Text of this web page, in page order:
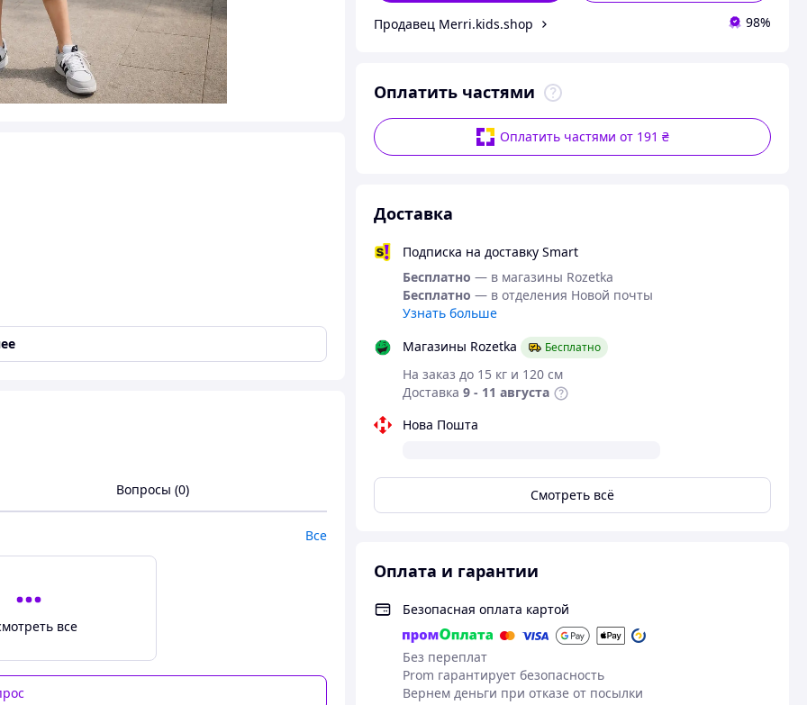
Продавец Merri.kids.shop 98%
Оплатить частями
Оплатить частями от 191 ₴
Доставка
Подписка на доставку Smart
Бесплатно — в магазины Rozetka
Бесплатно — в отделения Новой почты
Узнать больше
Магазины Rozetka
Бесплатно
На заказ до 15 кг и 120 см
Доставка 9 - 11 августа
Нова Пошта
Смотреть всё
Оплата и гарантии
Безопасная оплата картой
Без переплат
Prom гарантирует безопасность
Вернем деньги при отказе от посылки
для дітей
на мальчиков подростков, широкие
Вопросы (0)
Все
все